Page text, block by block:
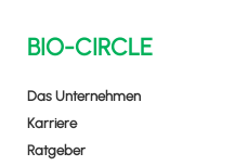
BIO-CIRCLE
Das Unternehmen
Karriere
Ratgeber